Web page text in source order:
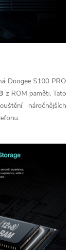
Doogee S100 PRO
z ROM paměti. Tato
náročnějších